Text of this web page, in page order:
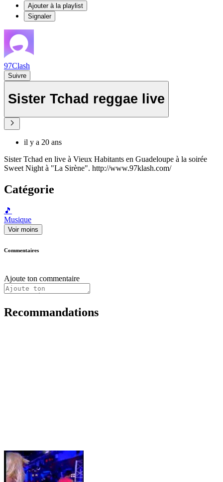
Ajouter à la playlist
Signaler
97Clash
Suivre
Sister Tchad reggae live
il y a 20 ans
Sister Tchad en live à Vieux Habitants en Guadeloupe à la soirée
Sweet Night à "La Sirène". http://www.97klash.com/
Catégorie
🎵
Musique
Voir moins
Commentaires
Ajoute ton commentaire
Recommandations